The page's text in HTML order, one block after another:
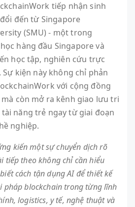
tiếp nhận sinh
đến từ Singapore
(SMU) - một trong
hàng đầu Singapore và
học tập, nghiên cứu trực
kiện này không chỉ phản
với cộng đồng
còn mở ra kênh giao lưu tri
năng trẻ ngay từ giai đoạn
nghiệp.
kiến một sự chuyển dịch rõ
tiếp theo không chỉ cần hiểu
cách tận dụng AI để thiết kế
pháp blockchain trong từng lĩnh
logistics, y tế, nghệ thuật và